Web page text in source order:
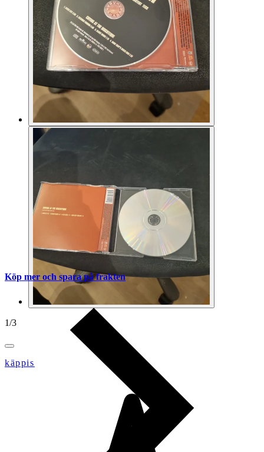
1/3
käppis
Köp mer och spara på frakten